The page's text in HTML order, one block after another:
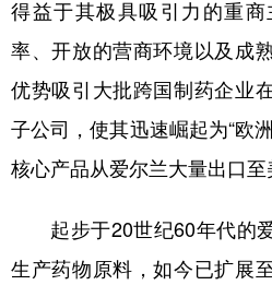
多语种频道
English Español
Русский язык
得益于其极具吸引力的重
率、开放的营商环境以及成
优势吸引大批跨国制药企业
子公司，使其迅速崛起为“欧
核心产品从爱尔兰大量出口至
起步于20世纪60年代的爱
生产药物原料，如今已扩展